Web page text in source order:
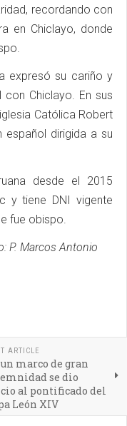
recordando con
en Chiclayo, donde
expresó su cariño y
Chiclayo. En sus
Católica Robert
español dirigida a su
desde el 2015
y tiene DNI vigente
fue obispo.
P. Marcos Antonio
ARTICLE
marco de gran
se dio
al pontificado del
León XIV